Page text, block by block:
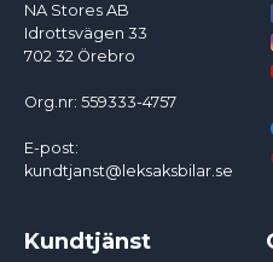
NA Stores AB
Idrottsvägen 33
702 32 Örebro
Org.nr: 559333-4757
E-post:
kundtjanst@leksaksbilar.se
Kundtjänst